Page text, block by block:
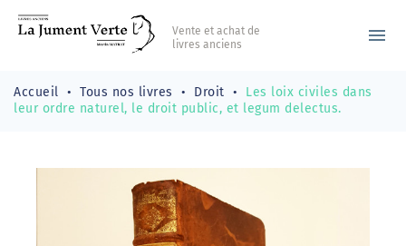
Vente et achat de
livres anciens
menu
Accueil Tous nos livres Droit
Les loix civiles dans
leur ordre naturel, le droit public, et legum delectus.